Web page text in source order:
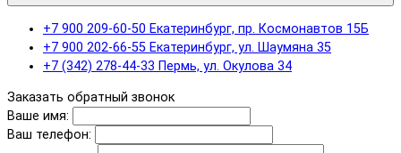
+7 900 209-60-50 Екатеринбург, пр. Космонавтов 15Б
+7 900 202-66-55 Екатеринбург, ул. Шаумяна 35
+7 (342) 278-44-33 Пермь, ул. Окулова 34
Заказать обратный звонок
Ваше имя:
Ваш телефон: